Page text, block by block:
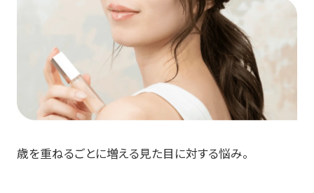
歳を重ねるごとに増える見た目に対する悩み。